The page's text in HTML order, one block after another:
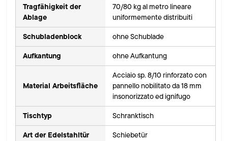
Tragfähigkeit der
Ablage
70/80 kg al metro lineare
uniformemente distribuiti
Schubladenblock ohne Schublade
Aufkantung ohne Aufkantung
Material Arbeitsfläche
Acciaio sp. 8/10 rinforzato con
pannello nobilitato da 18 mm
insonorizzato ed ignifugo
Tischtyp Schranktisch
Art der Edelstahltür Schiebetür